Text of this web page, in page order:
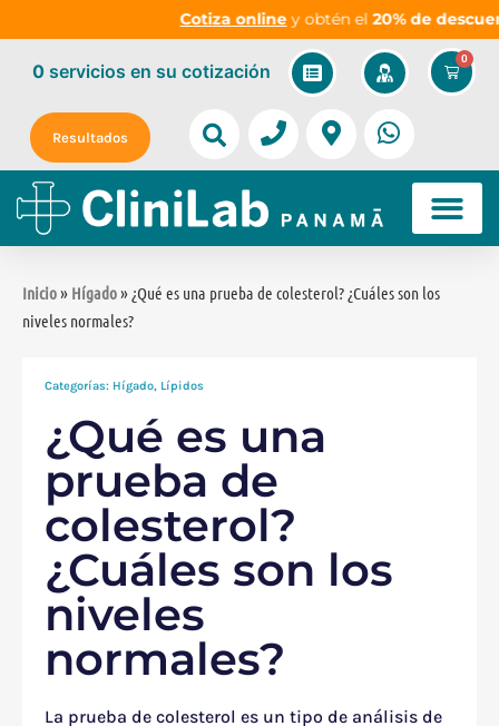
Cotiza onliney obtén el20% de descuento
0
0servicios en su cotización
Resultados
Inicio» Hígado» ¿Qué es una prueba de colesterol? ¿Cuáles son los
niveles normales?
Categorías: Hígado, Lípidos
¿Qué es una
prueba de
colesterol?
¿Cuáles son los
niveles
normales?
La prueba de colesterol es un tipo de análisis de